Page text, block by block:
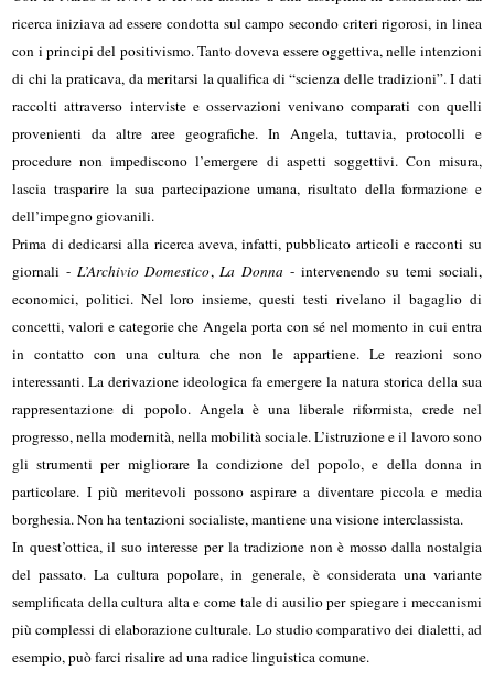
ricerca iniziava ad essere condotta sul campo secondo criteri rigorosi, in linea
con i principi del positivismo. Tanto doveva essere oggettiva, nelle intenzioni
di chi la praticava, da meritarsi la qualifica di “scienza delle tradizioni”. I dati
raccolti attraverso interviste e osservazioni venivano comparati con quelli
provenienti da altre aree geografiche. In Angela, tuttavia, protocolli e
procedure non impediscono l’emergere di aspetti soggettivi. Con misura,
lascia trasparire la sua partecipazione umana, risultato della formazione e
dell’impegno giovanili.
Prima di dedicarsi alla ricerca aveva, infatti, pubblicato articoli e racconti su
giornali - L’Archivio Domestico,La Donna - intervenendo su temi sociali,
economici, politici. Nel loro insieme, questi testi rivelano il bagaglio di
concetti, valori e categorie che Angela porta con sé nel momento in cui entra
in contatto con una cultura che non le appartiene. Le reazioni sono
interessanti. La derivazione ideologica fa emergere la natura storica della sua
rappresentazione di popolo. Angela è una liberale riformista, crede nel
progresso, nella modernità, nella mobilità sociale. L’istruzione e il lavoro sono
gli strumenti per migliorare la condizione del popolo, e della donna in
particolare. I più meritevoli possono aspirare a diventare piccola e media
borghesia. Non ha tentazioni socialiste, mantiene una visione interclassista.
In quest’ottica, il suo interesse per la tradizione non è mosso dalla nostalgia
del passato. La cultura popolare, in generale, è considerata una variante
semplificata della cultura alta e come tale di ausilio per spiegare i meccanismi
più complessi di elaborazione culturale. Lo studio comparativo dei dialetti, ad
esempio, può farci risalire ad una radice linguistica comune.